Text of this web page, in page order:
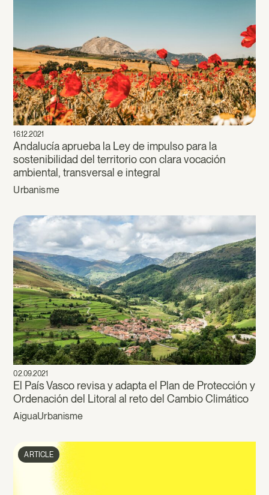
16.12.2021
Andalucía aprueba la Ley de impulso para la
sostenibilidad del territorio con clara vocación
ambiental, transversal e integral
Urbanisme
02.09.2021
El País Vasco revisa y adapta el Plan de Protección y
Ordenación del Litoral al reto del Cambio Climático
AiguaUrbanisme
ARTICLE